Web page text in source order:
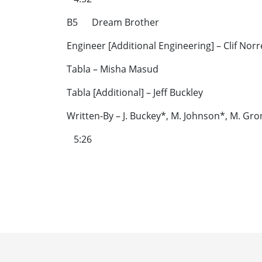
B5 Dream Brother
Engineer [Additional Engineering] – Clif
Tabla – Misha Masud
Tabla [Additional] – Jeff Buckley
Written-By – J. Buckey*, M. Johnson*, M.
5:26